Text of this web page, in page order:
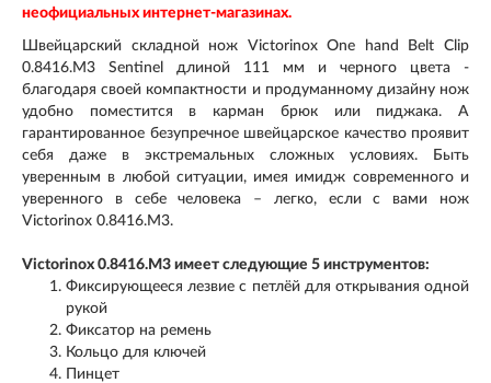
неофициальных интернет-магазинах.
Швейцарский складной нож Victorinox One hand Belt Clip
0.8416.M3 Sentinel длиной 111 мм и черного цвета -
благодаря своей компактности и продуманному дизайну нож
удобно поместится в карман брюк или пиджака. А
гарантированное безупречное швейцарское качество проявит
себя даже в экстремальных сложных условиях. Быть
уверенным в любой ситуации, имея имидж современного и
уверенного в себе человека – легко, если с вами нож
Victorinox 0.8416.M3.
Victorinox 0.8416.M3 имеет следующие 5 инструментов:
Фиксирующееся лезвие с петлёй для открывания одной
рукой
Фиксатор на ремень
Кольцо для ключей
Пинцет